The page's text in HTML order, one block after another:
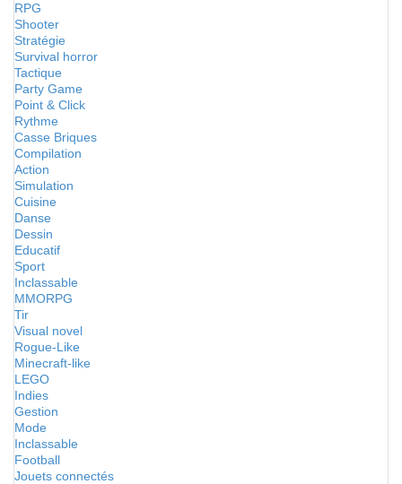
RPG
Shooter
Stratégie
Survival horror
Tactique
Party Game
Point & Click
Rythme
Casse Briques
Compilation
Action
Simulation
Cuisine
Danse
Dessin
Educatif
Sport
Inclassable
MMORPG
Tir
Visual novel
Rogue-Like
Minecraft-like
LEGO
Indies
Gestion
Mode
Inclassable
Football
Jouets connectés